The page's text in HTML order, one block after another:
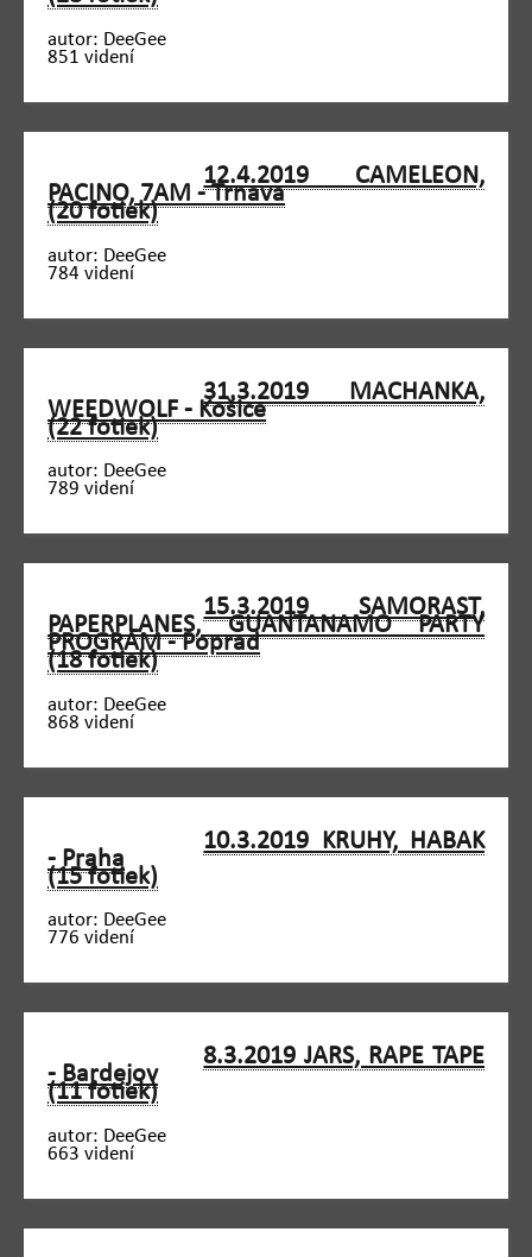
autor: DeeGee
851 videní
12.4.2019 CAMELEON,
PACINO, 7AM - Trnava
(20 fotiek)
autor: DeeGee
784 videní
31.3.2019 MACHANKA,
WEEDWOLF - Košice
(22 fotiek)
autor: DeeGee
789 videní
15.3.2019 SAMORAST,
PAPERPLANES, GUANTANAMO PARTY
PROGRAM - Poprad
(18 fotiek)
autor: DeeGee
868 videní
10.3.2019 KRUHY, HABAK
- Praha
(15 fotiek)
autor: DeeGee
776 videní
8.3.2019 JARS, RAPE TAPE
- Bardejov
(11 fotiek)
autor: DeeGee
663 videní